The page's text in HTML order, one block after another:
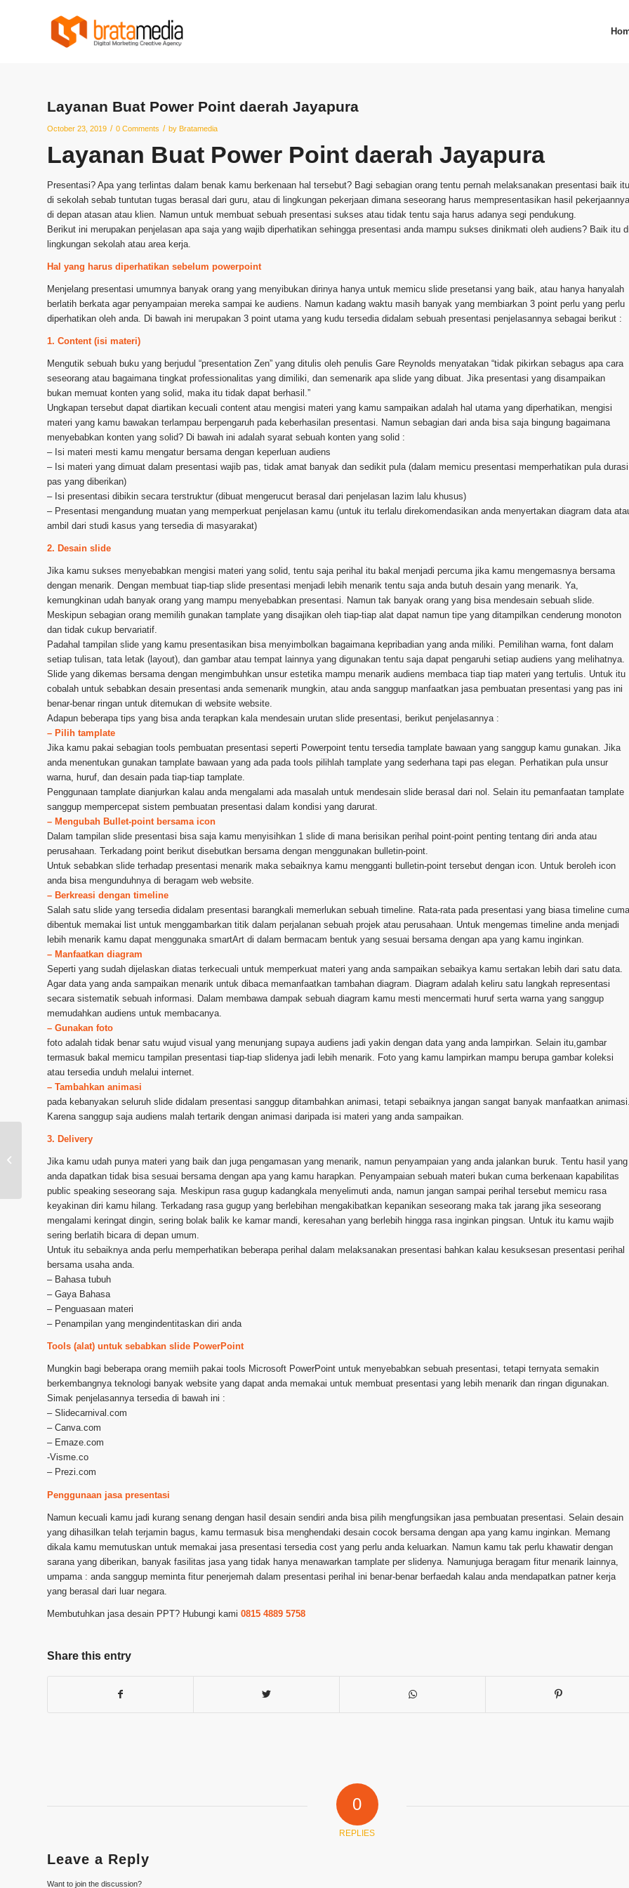
Layanan Buat Power Point daerah Jayapura
October 23, 2019 / 0 Comments / by Bratamedia
Layanan Buat Power Point daerah Jayapura
Presentasi? Apa yang terlintas dalam benak kamu berkenaan hal tersebut? Bagi sebagian orang tentu pernah melaksanakan presentasi baik itu
di sekolah sebab tuntutan tugas berasal dari guru, atau di lingkungan pekerjaan dimana seseorang harus mempresentasikan hasil pekerjaannya
di depan atasan atau klien. Namun untuk membuat sebuah presentasi sukses atau tidak tentu saja harus adanya segi pendukung.
Berikut ini merupakan penjelasan apa saja yang wajib diperhatikan sehingga presentasi anda mampu sukses dinikmati oleh audiens? Baik itu
lingkungan sekolah atau area kerja.
Hal yang harus diperhatikan sebelum powerpoint
Menjelang presentasi umumnya banyak orang yang menyibukan dirinya hanya untuk memicu slide presetansi yang baik, atau hanya hanyalah
berlatih berkata agar penyampaian mereka sampai ke audiens. Namun kadang waktu masih banyak yang membiarkan 3 point perlu yang perlu
diperhatikan oleh anda. Di bawah ini merupakan 3 point utama yang kudu tersedia didalam sebuah presentasi penjelasannya sebagai berikut :
1. Content (isi materi)
Mengutik sebuah buku yang berjudul “presentation Zen” yang ditulis oleh penulis Gare Reynolds menyatakan “tidak pikirkan sebagus apa cara
seseorang atau bagaimana tingkat professionalitas yang dimiliki, dan semenarik apa slide yang dibuat. Jika presentasi yang disampaikan
bukan memuat konten yang solid, maka itu tidak dapat berhasil.”
Ungkapan tersebut dapat diartikan kecuali content atau mengisi materi yang kamu sampaikan adalah hal utama yang diperhatikan, mengisi
materi yang kamu bawakan terlampau berpengaruh pada keberhasilan presentasi. Namun sebagian dari anda bisa saja bingung bagaimana
menyebabkan konten yang solid? Di bawah ini adalah syarat sebuah konten yang solid :
– Isi materi mesti kamu mengatur bersama dengan keperluan audiens
– Isi materi yang dimuat dalam presentasi wajib pas, tidak amat banyak dan sedikit pula (dalam memicu presentasi memperhatikan pula durasi
pas yang diberikan)
– Isi presentasi dibikin secara terstruktur (dibuat mengerucut berasal dari penjelasan lazim lalu khusus)
– Presentasi mengandung muatan yang memperkuat penjelasan kamu (untuk itu terlalu direkomendasikan anda menyertakan diagram data
ambil dari studi kasus yang tersedia di masyarakat)
2. Desain slide
Jika kamu sukses menyebabkan mengisi materi yang solid, tentu saja perihal itu bakal menjadi percuma jika kamu mengemasnya bersama
dengan menarik. Dengan membuat tiap-tiap slide presentasi menjadi lebih menarik tentu saja anda butuh desain yang menarik. Ya,
kemungkinan udah banyak orang yang mampu menyebabkan presentasi. Namun tak banyak orang yang bisa mendesain sebuah slide.
Meskipun sebagian orang memilih gunakan tamplate yang disajikan oleh tiap-tiap alat dapat namun tipe yang ditampilkan cenderung monoton
dan tidak cukup bervariatif.
Padahal tampilan slide yang kamu presentasikan bisa menyimbolkan bagaimana kepribadian yang anda miliki. Pemilihan warna, font dalam
setiap tulisan, tata letak (layout), dan gambar atau tempat lainnya yang digunakan tentu saja dapat pengaruhi setiap audiens yang melihatnya.
Slide yang dikemas bersama dengan mengimbuhkan unsur estetika mampu menarik audiens membaca tiap tiap materi yang tertulis. Untuk itu
cobalah untuk sebabkan desain presentasi anda semenarik mungkin, atau anda sanggup manfaatkan jasa pembuatan presentasi yang pas ini
benar-benar ringan untuk ditemukan di website website.
Adapun beberapa tips yang bisa anda terapkan kala mendesain urutan slide presentasi, berikut penjelasannya :
– Pilih tamplate
Jika kamu pakai sebagian tools pembuatan presentasi seperti Powerpoint tentu tersedia tamplate bawaan yang sanggup kamu gunakan. Jika
anda menentukan gunakan tamplate bawaan yang ada pada tools pilihlah tamplate yang sederhana tapi pas elegan. Perhatikan pula unsur
warna, huruf, dan desain pada tiap-tiap tamplate.
Penggunaan tamplate dianjurkan kalau anda mengalami ada masalah untuk mendesain slide berasal dari nol. Selain itu pemanfaatan tamplate
sanggup mempercepat sistem pembuatan presentasi dalam kondisi yang darurat.
– Mengubah Bullet-point bersama icon
Dalam tampilan slide presentasi bisa saja kamu menyisihkan 1 slide di mana berisikan perihal point-point penting tentang diri anda atau
perusahaan. Terkadang point berikut disebutkan bersama dengan menggunakan bulletin-point.
Untuk sebabkan slide terhadap presentasi menarik maka sebaiknya kamu mengganti bulletin-point tersebut dengan icon. Untuk beroleh icon
anda bisa mengunduhnya di beragam web website.
– Berkreasi dengan timeline
Salah satu slide yang tersedia didalam presentasi barangkali memerlukan sebuah timeline. Rata-rata pada presentasi yang biasa timeline cuma
dibentuk memakai list untuk menggambarkan titik dalam perjalanan sebuah projek atau perusahaan. Untuk mengemas timeline anda menjadi
lebih menarik kamu dapat menggunaka smartArt di dalam bermacam bentuk yang sesuai bersama dengan apa yang kamu inginkan.
– Manfaatkan diagram
Seperti yang sudah dijelaskan diatas terkecuali untuk memperkuat materi yang anda sampaikan sebaikya kamu sertakan lebih dari satu data.
Agar data yang anda sampaikan menarik untuk dibaca memanfaatkan tambahan diagram. Diagram adalah keliru satu langkah representasi
secara sistematik sebuah informasi. Dalam membawa dampak sebuah diagram kamu mesti mencermati huruf serta warna yang sanggup
memudahkan audiens untuk membacanya.
– Gunakan foto
foto adalah tidak benar satu wujud visual yang menunjang supaya audiens jadi yakin dengan data yang anda lampirkan. Selain itu,gambar
termasuk bakal memicu tampilan presentasi tiap-tiap slidenya jadi lebih menarik. Foto yang kamu lampirkan mampu berupa gambar koleksi
atau tersedia unduh melalui internet.
– Tambahkan animasi
pada kebanyakan seluruh slide didalam presentasi sanggup ditambahkan animasi, tetapi sebaiknya jangan sangat banyak manfaatkan
Karena sanggup saja audiens malah tertarik dengan animasi daripada isi materi yang anda sampaikan.
3. Delivery
Jika kamu udah punya materi yang baik dan juga pengamasan yang menarik, namun penyampaian yang anda jalankan buruk. Tentu hasil yang
anda dapatkan tidak bisa sesuai bersama dengan apa yang kamu harapkan. Penyampaian sebuah materi bukan cuma berkenaan kapabilitas
public speaking seseorang saja. Meskipun rasa gugup kadangkala menyelimuti anda, namun jangan sampai perihal tersebut memicu rasa
keyakinan diri kamu hilang. Terkadang rasa gugup yang berlebihan mengakibatkan kepanikan seseorang maka tak jarang jika seseorang
mengalami keringat dingin, sering bolak balik ke kamar mandi, keresahan yang berlebih hingga rasa inginkan pingsan. Untuk itu kamu wajib
sering berlatih bicara di depan umum.
Untuk itu sebaiknya anda perlu memperhatikan beberapa perihal dalam melaksanakan presentasi bahkan kalau kesuksesan presentasi perihal
bersama usaha anda.
– Bahasa tubuh
– Gaya Bahasa
– Penguasaan materi
– Penampilan yang mengindentitaskan diri anda
Tools (alat) untuk sebabkan slide PowerPoint
Mungkin bagi beberapa orang memiih pakai tools Microsoft PowerPoint untuk menyebabkan sebuah presentasi, tetapi ternyata semakin
berkembangnya teknologi banyak website yang dapat anda memakai untuk membuat presentasi yang lebih menarik dan ringan digunakan.
Simak penjelasannya tersedia di bawah ini :
– Slidecarnival.com
– Canva.com
– Emaze.com
-Visme.co
– Prezi.com
Penggunaan jasa presentasi
Namun kecuali kamu jadi kurang senang dengan hasil desain sendiri anda bisa pilih mengfungsikan jasa pembuatan presentasi. Selain desain
yang dihasilkan telah terjamin bagus, kamu termasuk bisa menghendaki desain cocok bersama dengan apa yang kamu inginkan. Memang
dikala kamu memutuskan untuk memakai jasa presentasi tersedia cost yang perlu anda keluarkan. Namun kamu tak perlu khawatir dengan
sarana yang diberikan, banyak fasilitas jasa yang tidak hanya menawarkan tamplate per slidenya. Namunjuga beragam fitur menarik lainnya,
umpama : anda sanggup meminta fitur penerjemah dalam presentasi perihal ini benar-benar berfaedah kalau anda mendapatkan patner kerja
yang berasal dari luar negara.
Membutuhkan jasa desain PPT? Hubungi kami 0815 4889 5758
Share this entry
0
REPLIES
Leave a Reply
Want to join the discussion?
daerah Palembang